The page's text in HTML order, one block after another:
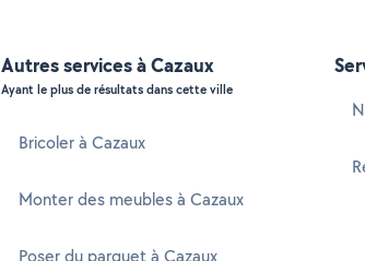
Autres services à Cazaux
Ayant le plus de résultats dans cette ville
Bricoler à Cazaux
Monter des meubles à Cazaux
Poser du parquet à Cazaux